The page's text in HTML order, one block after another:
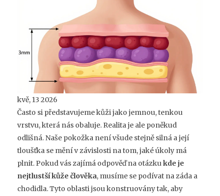
kvě, 13 2026
Často si představujeme kůži jako jemnou, tenkou
vrstvu, která nás obaluje. Realita je ale poněkud
odlišná. Naše pokožka není všude stejně silná a její
tloušťka se mění v závislosti na tom, jaké úkoly má
plnit. Pokud vás zajímá odpověď na otázkukde je
nejtlustší kůže člověka, musíme se podívat na záda a
chodidla. Tyto oblasti jsou konstruovány tak, aby